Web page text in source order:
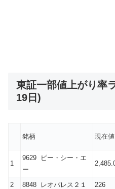
東証一部値上がり率
19日)
銘柄 現在値
1
9629 ピー・シー・エ
ー
2 8848 レオパレス２１ 226